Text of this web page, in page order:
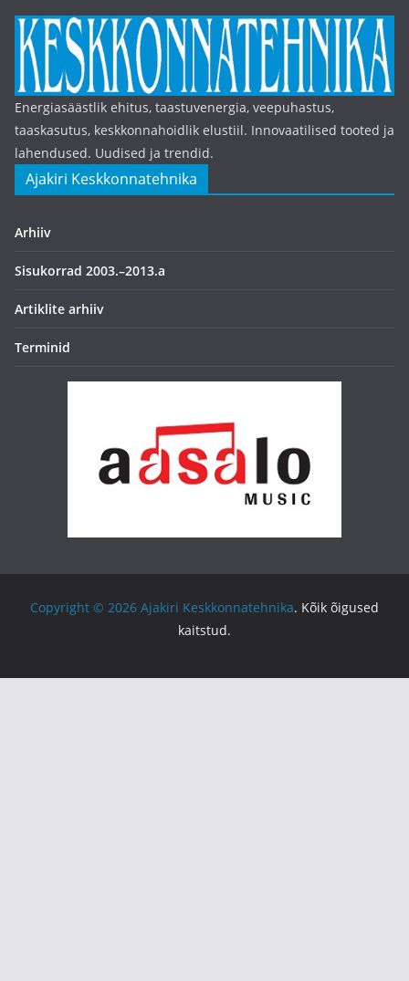
Energiasäästlik ehitus, taastuvenergia, veepuhastus,
taaskasutus, keskkonnahoidlik elustiil. Innovaatilised tooted ja
lahendused. Uudised ja trendid.
Ajakiri Keskkonnatehnika
Arhiiv
Sisukorrad 2003.–2013.a
Artiklite arhiiv
Terminid
Copyright © 2026 Ajakiri Keskkonnatehnika. Kõik õigused
kaitstud.